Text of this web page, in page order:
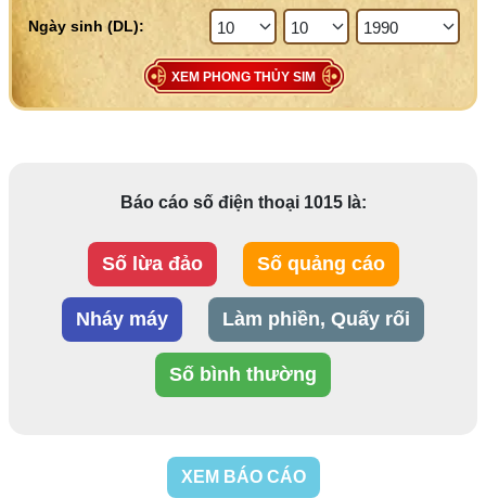
XEM PHONG THỦY SIM
Báo cáo số điện thoại 1015 là:
Số lừa đảo Số quảng cáo
Nháy máy Làm phiền, Quấy rối
Số bình thường
XEM BÁO CÁO